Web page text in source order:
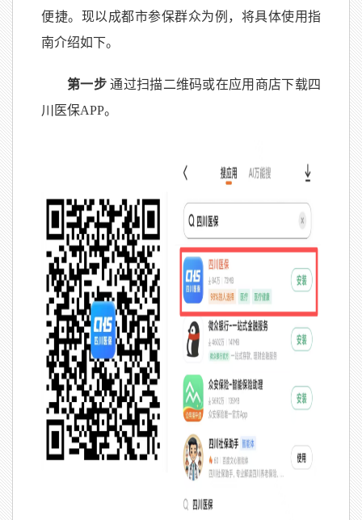
便捷。现以成都市参保群众为例，将具体使用指
南介绍如下。
第一步通过扫描二维码或在应用商店下载四
川医保APP。